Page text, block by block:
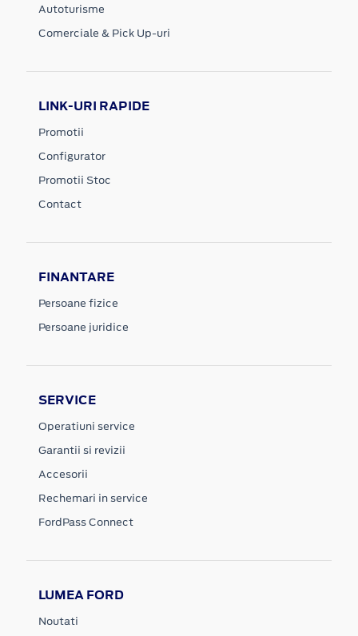
Autoturisme
Comerciale & Pick Up-uri
LINK-URI RAPIDE
Promotii
Configurator
Promotii Stoc
Contact
FINANTARE
Persoane fizice
Persoane juridice
SERVICE
Operatiuni service
Garantii si revizii
Accesorii
Rechemari in service
FordPass Connect
LUMEA FORD
Noutati